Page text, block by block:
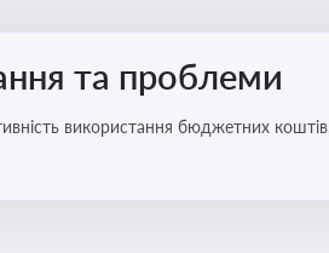
та проблеми
використання бюджетних